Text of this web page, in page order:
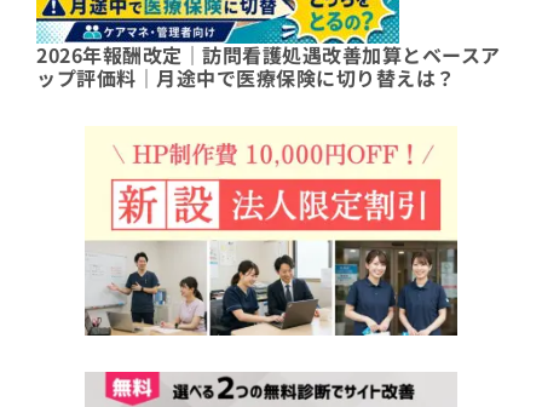
2026年報酬改定｜訪問看護処遇改善加算とベースア
ップ評価料｜月途中で医療保険に切り替えは？